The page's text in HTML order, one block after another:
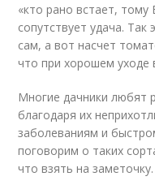
«кто рано встает, тому
сопутствует удача.
сам, а вот насчет
что при хорошем уходе
Многие дачники любят
благодаря их
заболеваниям и
поговорим о таких
что взять на заметочку.